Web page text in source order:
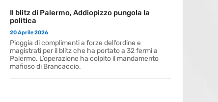
Il blitz di Palermo, Addiopizzo pungola la
politica
20 Aprile 2026
Pioggia di complimenti a forze dell’ordine e
magistrati per il blitz che ha portato a 32 fermi a
Palermo. L’operazione ha colpito il mandamento
mafioso di Brancaccio.